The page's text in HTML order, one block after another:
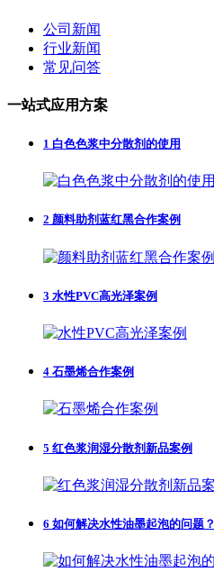
公司新闻
行业新闻
常见问答
一站式应用方案
1 白色色浆中分散剂的使用
2 颜料助剂蓝红黑合作案例
3 水性PVC高光泽案例
4 石墨烯合作案例
5 红色浆润湿分散剂新品案例
6 如何解决水性油墨起泡的问题？